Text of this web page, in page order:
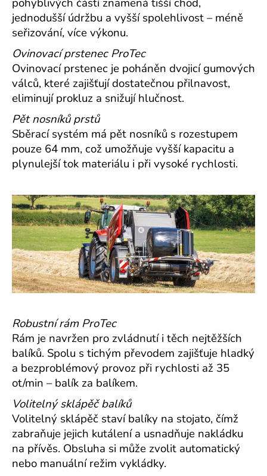
jednodušší údržbu a vyšší spolehlivost – méně
seřizování, více výkonu.
Ovinovací prstenec ProTec
Ovinovací prstenec je poháněn dvojicí gumových
válců, které zajišťují dostatečnou přilnavost,
eliminují prokluz a snižují hlučnost.
Pět nosníků prstů
Sběrací systém má pět nosníků s rozestupem
pouze 64 mm, což umožňuje vyšší kapacitu a
plynulejší tok materiálu i při vysoké rychlosti.
Robustní rám ProTec
Rám je navržen pro zvládnutí i těch nejtěžších
balíků. Spolu s tichým převodem zajišťuje hladký
a bezproblémový provoz při rychlosti až 35
ot/min – balík za balíkem.
Volitelný sklápěč balíků
Volitelný sklápěč staví balíky na stojato, čímž
zabraňuje jejich kutálení a usnadňuje nakládku
na přívěs. Obsluha si může zvolit automatický
nebo manuální režim vykládky.